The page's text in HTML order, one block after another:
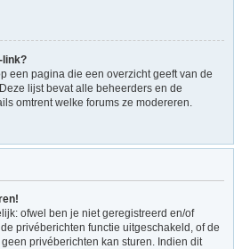
link?
een pagina die een overzicht geeft van de
lijst bevat alle beheerders en de
omtrent welke forums ze modereren.
ofwel ben je niet geregistreerd en/of
privéberichten functie uitgeschakeld, of de
privéberichten kan sturen. Indien dit